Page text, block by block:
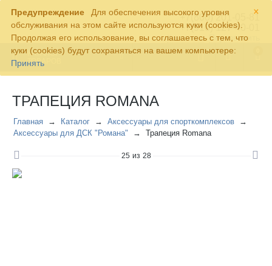
×
Предупреждение
Для обеспечения высокого уровня
обслуживания на этом сайте используются куки (cookies).
Продолжая его использование, вы соглашаетесь с тем, что
куки (cookies) будут сохраняться на вашем компьютере:
Принять
+7(800) 201-05-81
+7(910) 127-40-01
Контакты Перезвонить
КАТАЛОГ
ТОВАРОВ
ТРАПЕЦИЯ ROMANA
Главная Каталог
Аксессуары для спорткомплексов
Аксессуары для ДСК "Романа"
Трапеция Romana
25 из 28